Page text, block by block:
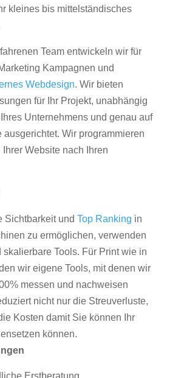
kleines bis mittelständisches
Team entwickeln wir für
Kampagnen und
Webdesign. Wir bieten
für Ihr Projekt, unabhängig
Unternehmens und genau auf
ausgerichtet. Wir programmieren
Website nach Ihren
Sichtbarkeit und Top Ranking in
zu ermöglichen, verwenden
Tools. Für Print wie in
wir eigene Tools, mit denen wir
messen und nachweisen
nicht nur die Streuverluste,
Kosten damit Sie können Ihr
können.
Erstberatung